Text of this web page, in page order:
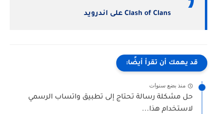
Clash of Clans‏ على اندرويد
قد يهمك أن تقرأ أيضًا:
منذ بضع سنوات
حل مشكلة رسالة تحتاج إلى تطبيق واتساب الرسمي
لاستخدام هذا...